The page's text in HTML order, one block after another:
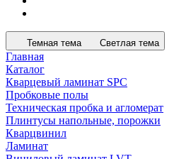
Темная тема Светлая тема
Главная
Каталог
Кварцевый ламинат SPC
Пробковые полы
Техническая пробка и агломерат
Плинтусы напольные, порожки
Кварцвинил
Ламинат